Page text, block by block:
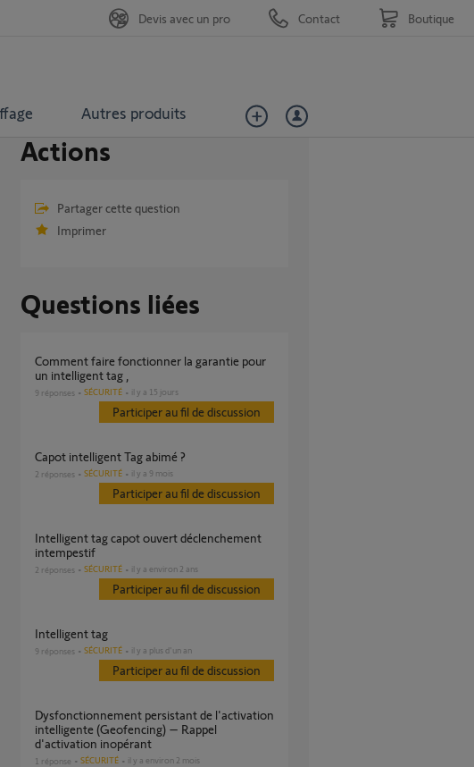
Autres produits
Devis avec un pro Contact Boutique
Actions
Partager cette question
Imprimer
Questions liées
Comment faire fonctionner la garantie pour
un intelligent tag ,
9 réponses SÉCURITÉ il y a 15 jours
Participer au fil de discussion
Capot intelligent Tag abimé ?
2 réponses SÉCURITÉ il y a 9 mois
Participer au fil de discussion
Intelligent tag capot ouvert déclenchement
intempestif
2 réponses SÉCURITÉ il y a environ 2 ans
Participer au fil de discussion
Intelligent tag
9 réponses SÉCURITÉ il y a plus d'un an
Participer au fil de discussion
Dysfonctionnement persistant de l'activation
intelligente (Geofencing) – Rappel
d'activation inopérant
1 réponse SÉCURITÉ il y a environ 2 mois